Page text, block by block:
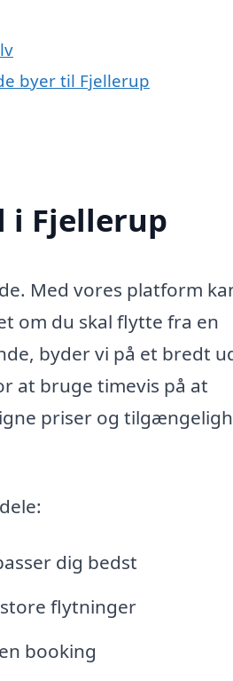
byer til Fjellerup
i Fjellerup
Med vores platform
om du skal flytte fra en
byder vi på et bredt
at bruge timevis på at
priser og
dig bedst
flytninger
booking